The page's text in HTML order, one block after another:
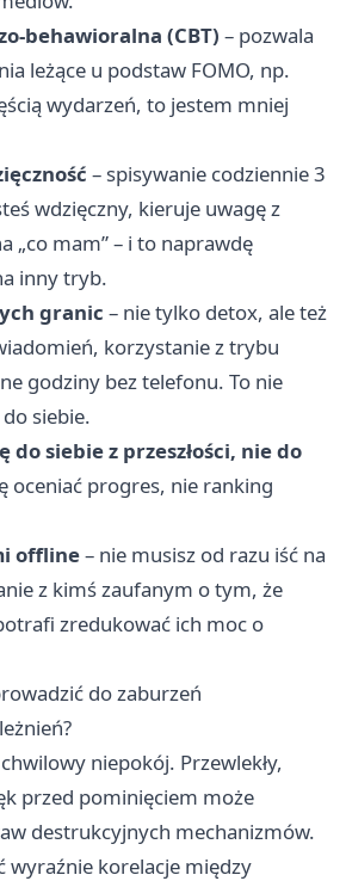
behawioralna (CBT) – pozwala
leżące u podstaw FOMO, np.
wydarzeń, to jestem mniej
– spisywanie codziennie 3
wdzięczny, kieruje uwagę z
„co mam” – i to naprawdę
inny tryb.
granic – nie tylko detox, ale też
korzystanie z trybu
godziny bez telefonu. To nie
siebie.
do siebie z przeszłości, nie do
oceniać progres, nie ranking
offline– nie musisz od razu iść na
z kimś zaufanym o tym, że
zredukować ich moc o
do zaburzeń
niepokój. Przewlekły,
przed pominięciem może
destrukcyjnych mechanizmów.
wyraźnie korelacje między